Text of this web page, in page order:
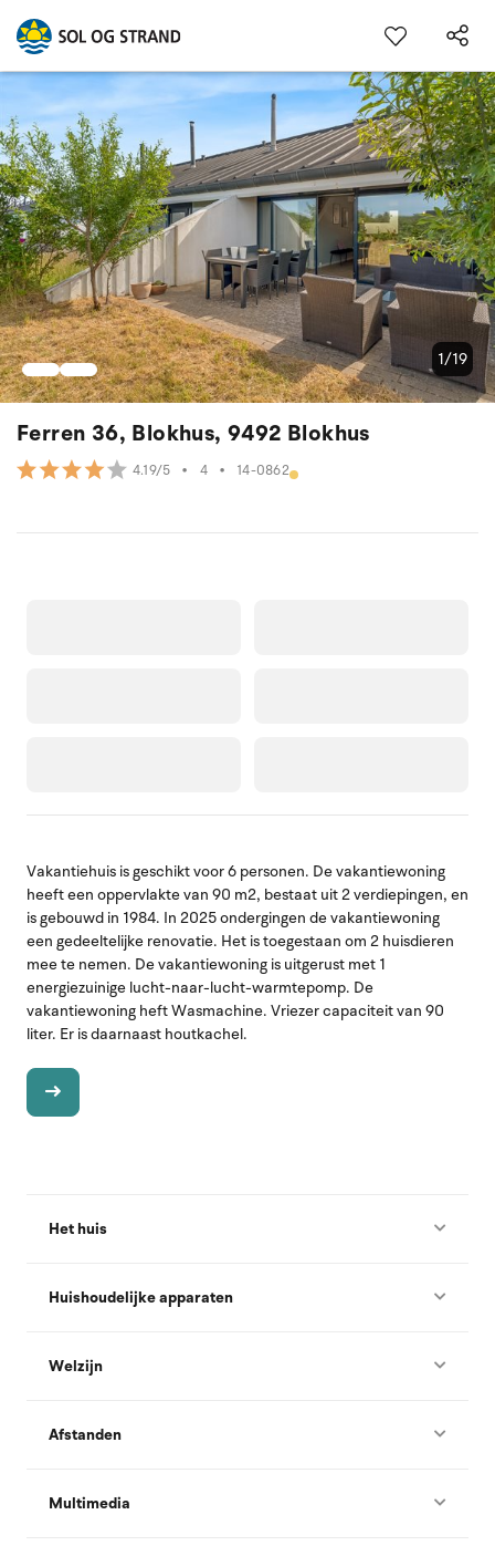
Ferren 36, Blokhus, 9492 Blokhus
4.19/5 • 4 • 14-0862
1/19
Vakantiehuis is geschikt voor 6 personen. De vakantiewoning
heeft een oppervlakte van 90 m2, bestaat uit 2 verdiepingen, en
is gebouwd in 1984. In 2025 ondergingen de vakantiewoning
een gedeeltelijke renovatie. Het is toegestaan om 2 huisdieren
mee te nemen. De vakantiewoning is uitgerust met 1
energiezuinige lucht-naar-lucht-warmtepomp. De
vakantiewoning heft Wasmachine. Vriezer capaciteit van 90
liter. Er is daarnaast houtkachel.
Het huis
Huishoudelijke apparaten
Welzijn
Afstanden
Multimedia